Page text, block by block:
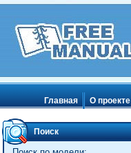
Главная О проекте
Поиск